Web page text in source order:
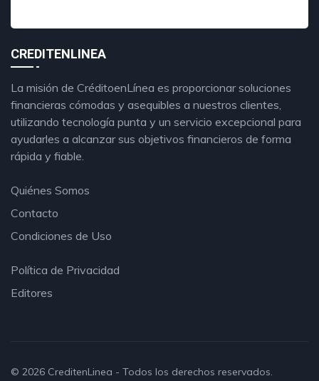
CREDITENLINEA
La misión de CréditoenLínea es proporcionar soluciones
financieras cómodas y asequibles a nuestros clientes,
utilizando tecnología punta y un servicio excepcional para
ayudarles a alcanzar sus objetivos financieros de forma
rápida y fiable.
Quiénes Somos
Contacto
Condiciones de Uso
Política de Privacidad
Editores
© 2026 CreditenLinea - Todos los derechos reservados.